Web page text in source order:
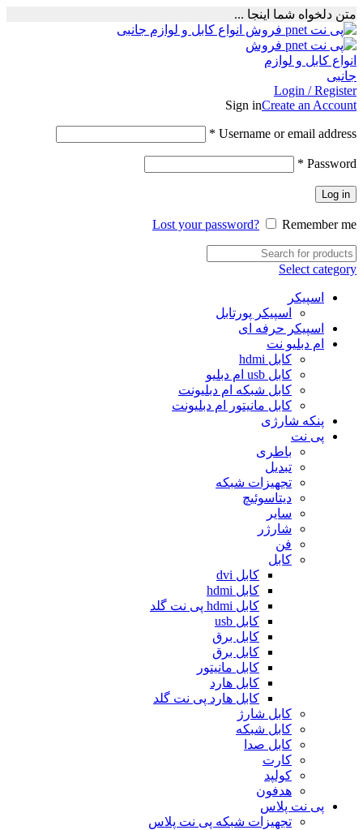
متن دلخواه شما اینجا ...
Login / Register
Sign inCreate an Account
Username or email address
*
Password
*
Log in
Lost your password? Remember me
Select category
اسپیکر
اسپیکر پورتابل
اسپیکر حرفه ای
ام دبلیو نت
کابل hdmi
کابل usb ام دبلیو
کابل شبکه ام دبلیونت
کابل مانیتور ام دبلیونت
پنکه شارژی
پی نت
باطری
تبدیل
تجهیزات شبکه
دیتاسوئیچ
سایر
شارژر
فن
کابل
کابل dvi
کابل hdmi
کابل hdmi پی نت گلد
کابل usb
کابل برق
کابل برق
کابل مانیتور
کابل هارد
کابل هارد پی نت گلد
کابل شارژ
کابل شبکه
کابل صدا
کارت
کولپد
هدفون
پی نت پلاس
تجهیزات شبکه پی نت پلاس